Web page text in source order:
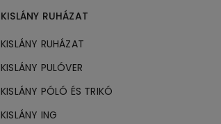
KISLÁNY RUHÁZAT
KISLÁNY RUHÁZAT
KISLÁNY PULÓVER
KISLÁNY PÓLÓ ÉS TRIKÓ
KISLÁNY ING